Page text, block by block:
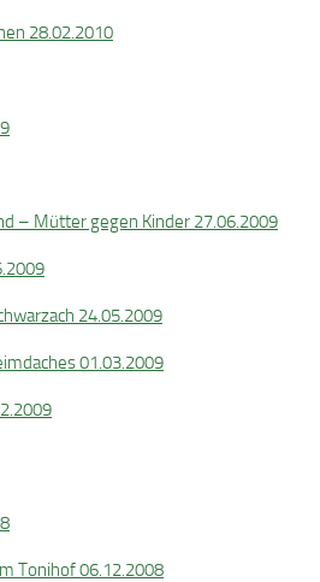
28.02.2010
– Mütter gegen Kinder 27.06.2009
24.05.2009
01.03.2009
Tonihof 06.12.2008